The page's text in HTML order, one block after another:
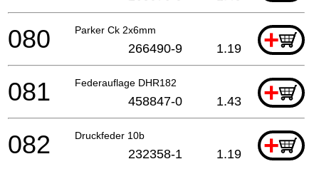
Parker Ck 2x6mm +
080 266490-9 1.19
Federauflage DHR182 +
081 458847-0 1.43
Druckfeder 10b +
082 232358-1 1.19